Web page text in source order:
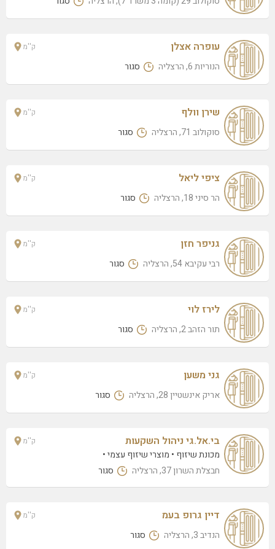
עופרה אצלן
הנוריות 6, הרצליה סגור
ק''מ
שירן וולף
סוקולוב 71, הרצליה סגור
ק''מ
ציפי ליאל
הר סיני 18, הרצליה סגור
ק''מ
גניפר חזן
רבי עקיבא 54, הרצליה סגור
ק''מ
לירז לוי
תור הזהב 2, הרצליה סגור
ק''מ
גני משען
אריק אינשטיין 28, הרצליה סגור
ק''מ
בי.אל.גי ניהול השקעות
מכונת שיזוף
מוצרי שיזוף עצמי
חבצלת השרון 37, הרצליה
סגור
ק''מ
דיין גרופ בעמ
הנדיב 3, הרצליה סגור
ק''מ
נחמיה 9, הרצליה
חבצלת השרון 37, הרצליה
פודיום-אינה שיפרין
סוקולוב 29 (קומה 3 משרד 7), הרצליה
שירן וולף
סוקולוב 71, הרצליה
רותם קירמאיר מעצב גבות
טרי אנד גרג
ספיר 3, הרצליה
חבצלת השרון 37, הרצליה
מירב ששון – enjoy and live
נתן אלתרמן 44, הרצליה
מטרופוליטאן לאב – קפטולינה
סוקולוב 6, הרצליה